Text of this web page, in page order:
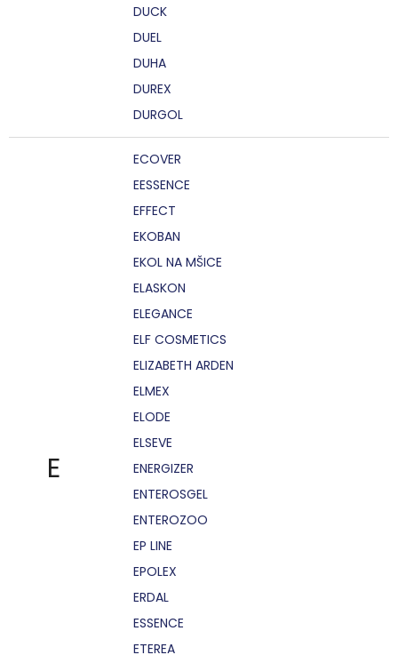
DUCK
DUEL
DUHA
DUREX
DURGOL
E
ECOVER
EESSENCE
EFFECT
EKOBAN
EKOL NA MŠICE
ELASKON
ELEGANCE
ELF COSMETICS
ELIZABETH ARDEN
ELMEX
ELODE
ELSEVE
ENERGIZER
ENTEROSGEL
ENTEROZOO
EP LINE
EPOLEX
ERDAL
ESSENCE
ETEREA